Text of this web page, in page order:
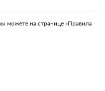
можете на странице «Правила